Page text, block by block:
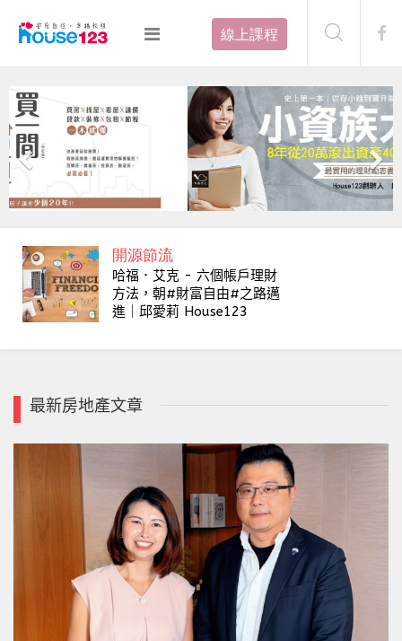
線上課程
開源節流
哈福．艾克 - 六個帳戶理財
方法，朝#財富自由#之路邁
進｜邱愛莉 House123
最新房地產文章